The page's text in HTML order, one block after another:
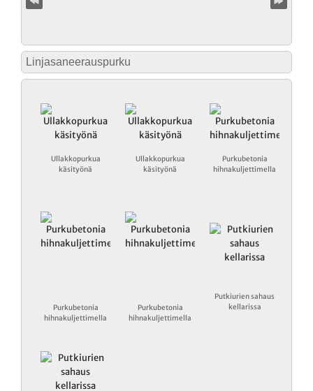
Linjasaneerauspurku
Ullakkopurkua
käsityönä
Ullakkopurkua
käsityönä
Purkubetonia
hihnakuljettimella
Purkubetonia
hihnakuljettimella
Purkubetonia
hihnakuljettimella
Putkiurien sahaus
kellarissa